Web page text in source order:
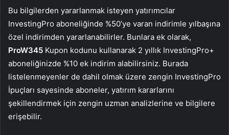
Bu bilgilerden yararlanmak isteyen yatırımcılar
InvestingPro aboneliğinde %50’ye varan indirimle yılbaşına
özel indirimden yararlanabilirler. Bunlara ek olarak,
ProW345 Kupon kodunu kullanarak 2 yıllık InvestingPro+
aboneliğinizde %10 ek indirim alabilirsiniz. Burada
listelenmeyenler de dahil olmak üzere zengin InvestingPro
İpuçları sayesinde aboneler, yatırım kararlarını
şekillendirmek için zengin uzman analizlerine ve bilgilere
erişebilir.